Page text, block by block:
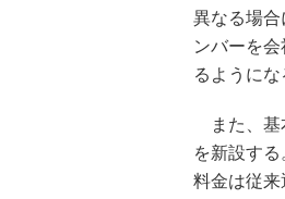
異なる場
ンバーを
るようにな
また、基
を新設す
料金は従